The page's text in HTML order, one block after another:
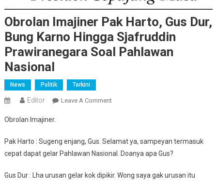
Obrolan Imajiner Pak Harto, Gus Dur,
Bung Karno Hingga Sjafruddin
Prawiranegara Soal Pahlawan
Nasional
News Politik Terkini
Editor Leave A CommentOn
Harto,
Gus
Bung
Obrolan Imajiner.
Pak Harto : Sugeng enjang, Gus. Selamat ya, sampeyan termasuk
cepat dapat gelar Pahlawan Nasional. Doanya apa Gus?
Gus Dur : Lha urusan gelar kok dipikir. Wong saya gak urusan itu